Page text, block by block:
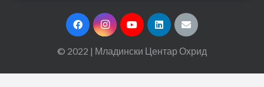
© 2022 | Младински Центар Охрид